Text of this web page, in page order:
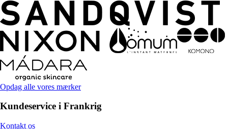
Opdag alle vores mærker
Kundeservice i Frankrig
Kontakt os